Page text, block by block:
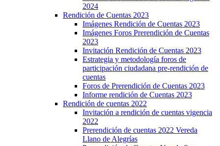
2024
Rendición de Cuentas 2023
Imágenes Rendición de Cuentas 2023
Imágenes Foros Prerendición de Cuentas
2023
Invitación Rendición de Cuentas 2023
Estrategia y metodología foros de
participación ciudadana pre-rendición de
cuentas
Foros de Prerendición de Cuentas 2023
Informe rendición de Cuentas 2023
Rendición de cuentas 2022
Invitación a rendición de cuentas vigencia
2022
Prerendición de cuentas 2022 Vereda
Llano de Alegrías